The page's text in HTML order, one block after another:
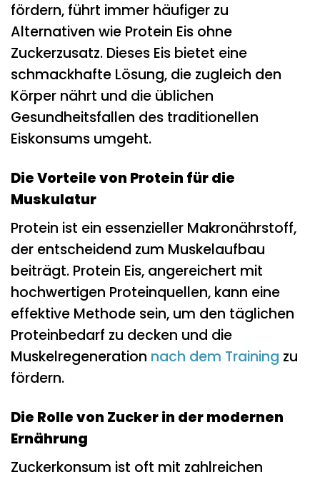
fördern, führt immer häufiger zu
Alternativen wie Protein Eis ohne
Zuckerzusatz. Dieses Eis bietet eine
schmackhafte Lösung, die zugleich den
Körper nährt und die üblichen
Gesundheitsfallen des traditionellen
Eiskonsums umgeht.
Die Vorteile von Protein für die
Muskulatur
Protein ist ein essenzieller Makronährstoff,
der entscheidend zum Muskelaufbau
beiträgt. Protein Eis, angereichert mit
hochwertigen Proteinquellen, kann eine
effektive Methode sein, um den täglichen
Proteinbedarf zu decken und die
Muskelregeneration nach dem Training zu
fördern.
Die Rolle von Zucker in der modernen
Ernährung
Zuckerkonsum ist oft mit zahlreichen